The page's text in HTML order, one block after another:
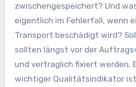
zwischengespeichert? Und
eigentlich im Fehlerfall, wenn
Transport beschädigt wird?
sollten längst vor der
und vertraglich fixiert werden.
wichtiger Qualitätsindikator